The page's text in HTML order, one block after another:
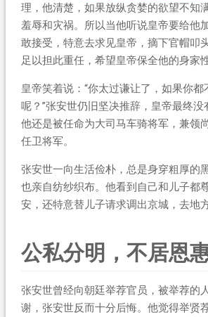
理，他清楚，如果放纵贪婪的欲望不知
羞辱和灾祸。所以当他听说皇帝要给他
敢接受，特意去求见皇帝，摘下官帽叩
足以担此重任，希望皇帝保全他的身家性
皇帝笑着说：“你太过谦让了，如果你
呢？”张安世仍旧坚决推辞，皇帝最终没
他还是被任命为大司马车骑将军，兼领
任卫将军。
张安世一向生活俭朴，总是身穿粗厚的
也亲自纺纱织布。他看到自己和儿子都
安，还特意替儿子请求调出京城，去地
公私分明，不居恩
张安世曾经向朝廷举荐官员，被举荐的
谢，张安世反而十分后悔。他觉得举贤